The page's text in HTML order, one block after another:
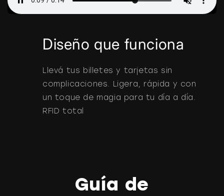
Diseño que funciona
Llevá tus billetes y tarjetas sin
complicaciones. Ligera, rápida y con
un toque de magia para tu día a día.
RFID total
Guía de